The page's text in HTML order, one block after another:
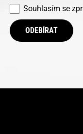
Souhlasím se
ODEBÍRAT